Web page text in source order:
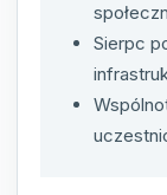
Sierpc